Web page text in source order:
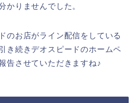
かりませんでした。
のお店がライン配信をしている
き続きデオスピードのホームペ
告させていただきますね♪